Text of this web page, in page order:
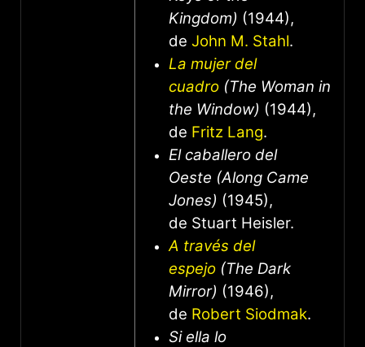
Kingdom) (1944),
de John M. Stahl.
La mujer del
cuadro (The Woman in
the Window) (1944),
de Fritz Lang.
El caballero del
Oeste (Along Came
Jones) (1945),
de Stuart Heisler.
A través del
espejo (The Dark
Mirror) (1946),
de Robert Siodmak.
Si ella lo